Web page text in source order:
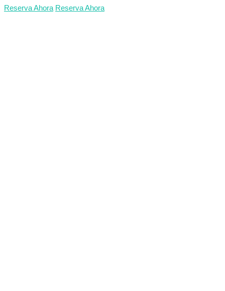
Reserva Ahora Reserva Ahora